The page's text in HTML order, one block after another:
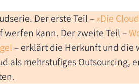
Der erste Teil –«Die
kann. Der zweite Teil –
– erklärt die Herkunft und die
als mehrstufiges Outsourcing,